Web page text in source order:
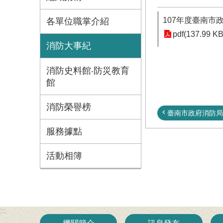
各單位職掌介紹
消防大事紀
消防史料館‧防災教育
館
消防榮譽榜
服務據點
活動相簿
107年度臺南市
pdf(137.99
臺南市政府消防
:::